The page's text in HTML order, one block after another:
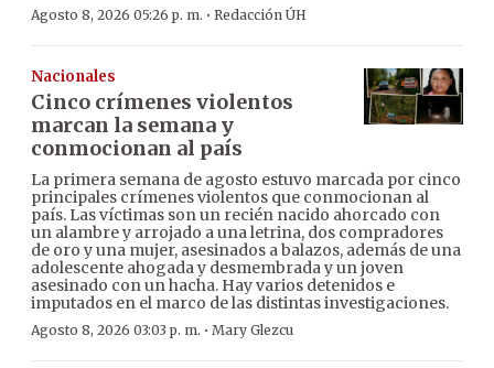
Agosto 8, 2026 05:26 p. m. · Redacción ÚH
Nacionales
Cinco crímenes violentos
marcan la semana y
conmocionan al país
La primera semana de agosto estuvo marcada por cinco
principales crímenes violentos que conmocionan al
país. Las víctimas son un recién nacido ahorcado con
un alambre y arrojado a una letrina, dos compradores
de oro y una mujer, asesinados a balazos, además de una
adolescente ahogada y desmembrada y un joven
asesinado con un hacha. Hay varios detenidos e
imputados en el marco de las distintas investigaciones.
Agosto 8, 2026 03:03 p. m. · Mary Glezcu